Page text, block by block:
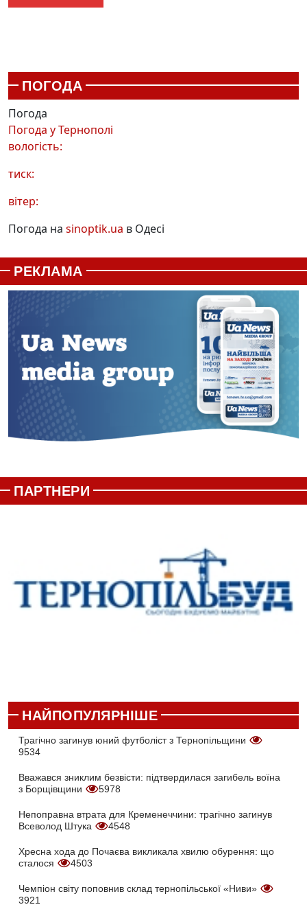
ПОГОДА
Погода
Погода уТернополі
вологість:
тиск:
вітер:
Погода на sinoptik.ua в Одесі
РЕКЛАМА
ПАРТНЕРИ
НАЙПОПУЛЯРНІШЕ
Трагічно загинув юний футболіст з Тернопільщини
9534
Вважався зниклим безвісти: підтвердилася загибель воїна
з Борщівщини
5978
Непоправна втрата для Кременеччини: трагічно загинув
Всеволод Штука
4548
Хресна хода до Почаєва викликала хвилю обурення: що
сталося
4503
Чемпіон світу поповнив склад тернопільської «Ниви»
3921